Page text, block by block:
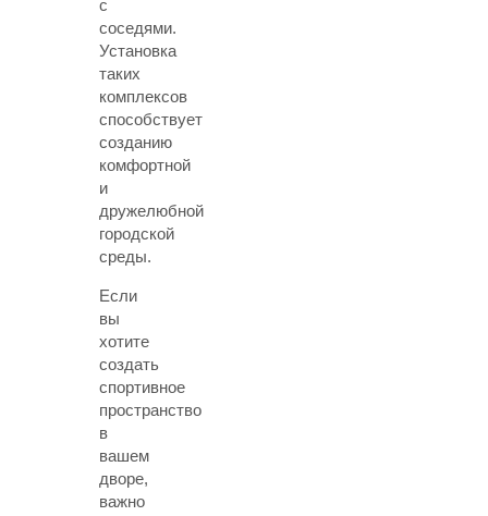
с
соседями.
Установка
таких
комплексов
способствует
созданию
комфортной
и
дружелюбной
городской
среды.
Если
вы
хотите
создать
спортивное
пространство
в
вашем
дворе,
важно